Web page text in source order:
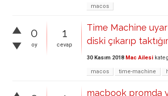
macos
0
oy
1
cevap
Time Machine
diski çıkarıp
30 Kasım 2018 Mac Ailesi
macos time-machine
macbook promda